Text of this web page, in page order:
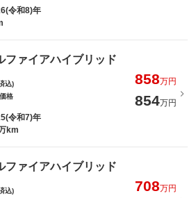
令和8)年
ファイアハイブリッド
込)
858万円
格
854万円
令和7)年
km
ファイアハイブリッド
込)
708万円